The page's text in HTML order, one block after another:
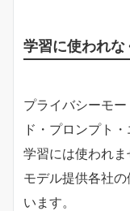
学習に使われな
プライバシーモ
ド・プロンプト
学習には使われま
モデル提供各社
います。